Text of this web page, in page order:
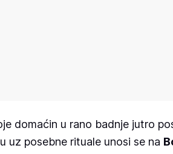
domaćin u rano badnje jutro
uz posebne rituale unosi se na